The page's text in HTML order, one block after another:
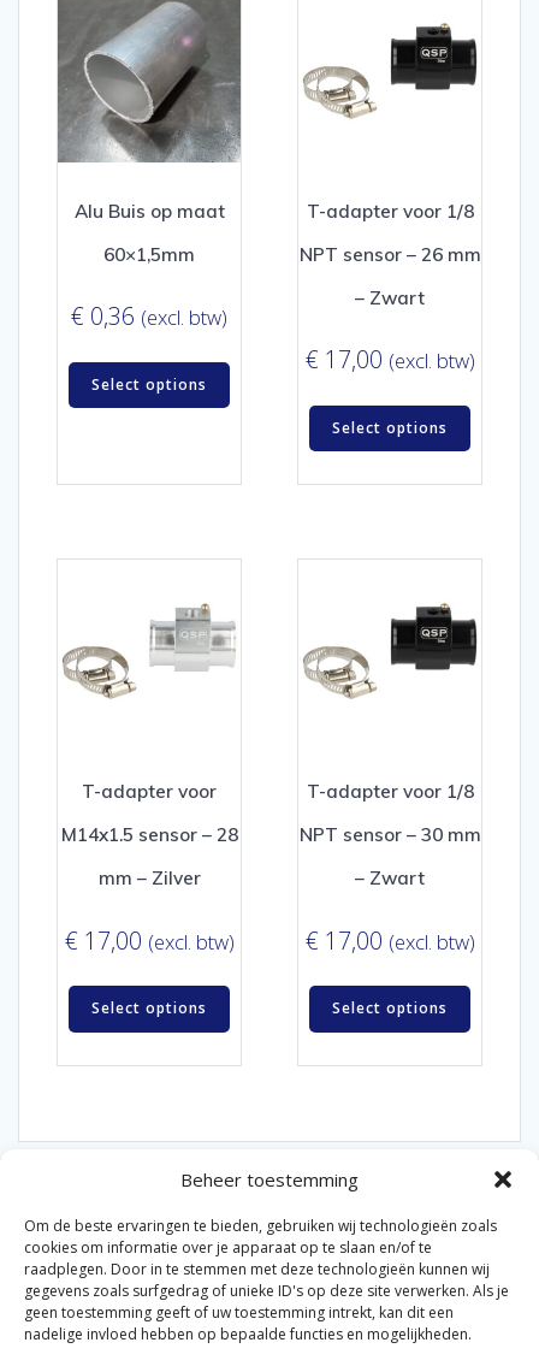
Beheer toestemming
Om de beste ervaringen te bieden, gebruiken wij technologieën zoals
cookies om informatie over je apparaat op te slaan en/of te
raadplegen. Door in te stemmen met deze technologieën kunnen wij
gegevens zoals surfgedrag of unieke ID's op deze site verwerken. Als je
geen toestemming geeft of uw toestemming intrekt, kan dit een
nadelige invloed hebben op bepaalde functies en mogelijkheden.
Alu Buis op maat
60×1,5mm
€ 0,36 (excl. btw)
Select options
T-adapter voor 1/8
NPT sensor – 26 mm
– Zwart
€ 17,00 (excl. btw)
Select options
T-adapter voor
M14x1.5 sensor – 28
mm – Zilver
€ 17,00 (excl. btw)
Select options
T-adapter voor 1/8
NPT sensor – 30 mm
– Zwart
€ 17,00 (excl. btw)
Select options
© 2026 Van der Bel Las en Radiateurenbedrijf.